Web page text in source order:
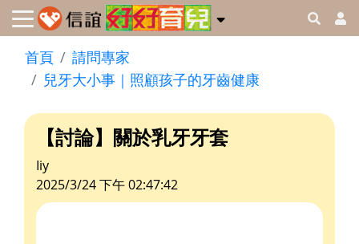
首頁
請問專家
兒牙大小事｜照顧孩子的牙齒健康
【討論】關於乳牙牙套
Iiy
2025/3/24 下午 02:47:42